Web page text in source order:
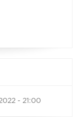
- 21:00